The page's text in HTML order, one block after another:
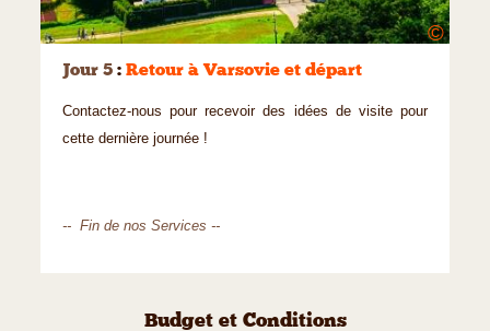
©
Jour 5 : Retour à Varsovie et départ
Contactez-nous pour recevoir des idées de visite pour
cette dernière journée !
-- Fin de nos Services --
Budget et Conditions